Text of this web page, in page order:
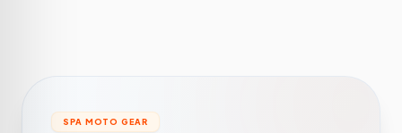
SPA MOTO GEAR